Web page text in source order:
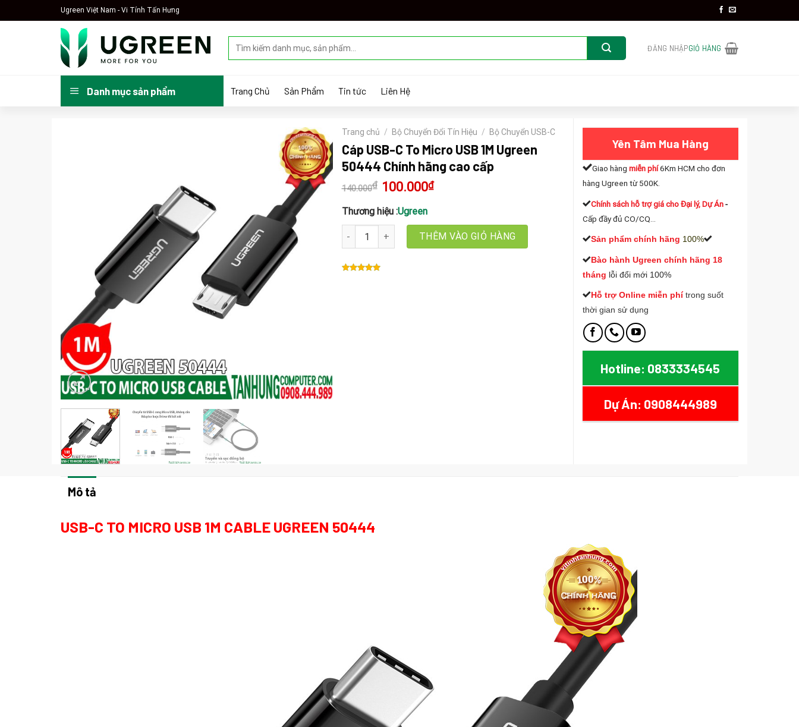
to
Ugreen Việt Nam - Vi Tính Tấn Hưng
kiếm:
ĐĂNG NHẬPGIỎ HÀNG
Danh mục sản phẩm Trang Chủ Sản Phẩm Tin tức Liên Hệ
Trang chủ / Bộ Chuyển Đổi Tín Hiệu / Bộ Chuyển USB-C
Cáp USB-C To Micro USB 1M Ugreen
50444 Chính hãng cao cấp
140.000₫ Giá
gốc
140.000₫.
100.000₫Giá
hiện
Thương hiệu :Ugreen
Cáp USB-C To Micro USB 1M Ugreen 50444 Chính hãng cao cấp số lượng
THÊM VÀO GIỎ HÀNG
Yên Tâm Mua Hàng
Giao hàng miễn phí 6Km HCM cho đơn
hàng Ugreen từ 500K.
Chính sách hỗ trợ giá cho Đại lý, Dự Án-
Cấp đầy đủ CO/CQ...
Sản phẩm chính hãng 100%
Bào hành Ugreen chính hãng 18
tháng lỗi đổi mới 100%
Hỗ trợ Online miễn phí trong suốt
thời gian sử dụng
Hotline: 0833334545
Dự Án: 0908444989
Mô tả
USB-C TO MICRO USB 1M CABLE UGREEN 50444